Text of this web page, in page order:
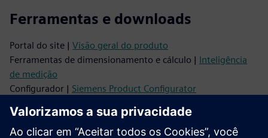
Ferramentas e downloads
Portal do site | Visão geral do produto
Ferramentas de dimensionamento e cálculo | Inteligência
de medição
Configurador | Siemens Product Configurator
Dados CAx |Gerenciador de downloads CAx
Vídeos |YouTube